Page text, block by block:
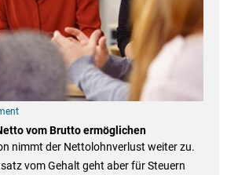
vom Brutto ermöglichen
nimmt der Nettolohnverlust weiter zu.
vom Gehalt geht aber für Steuern